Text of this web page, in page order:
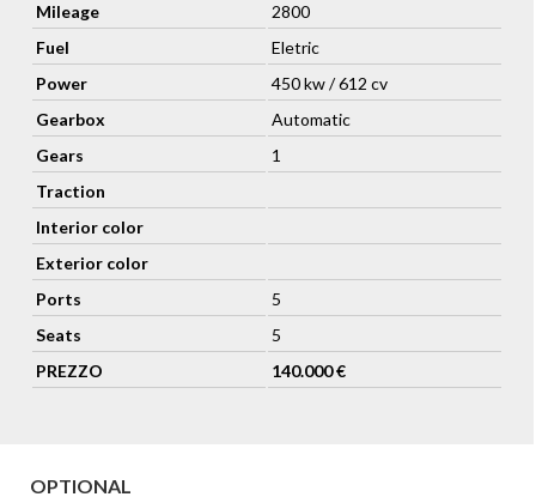
Mileage
2800
Fuel
Eletric
Power
450 kw / 612 cv
Gearbox
Automatic
Gears
1
Traction
Interior color
Exterior color
Ports
5
Seats
5
PREZZO
140.000 €
OPTIONAL